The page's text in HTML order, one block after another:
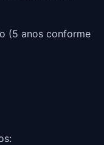
(5 anos conforme